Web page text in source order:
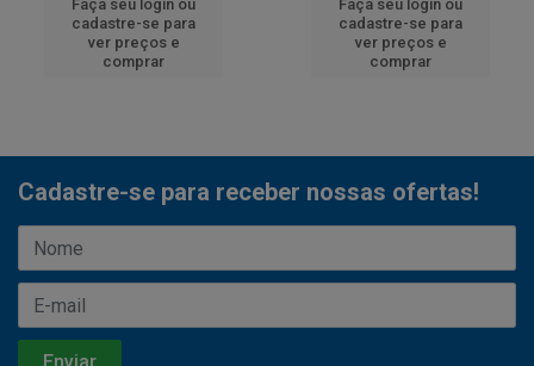
Faça seu login ou
cadastre-se para
ver preços e
comprar
Faça seu login ou
cadastre-se para
ver preços e
comprar
Cadastre-se para receber nossas ofertas!